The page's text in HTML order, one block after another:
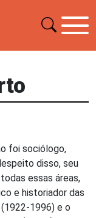
foi sociólogo,
disso, seu
essas áreas,
e historiador das
1996) e o